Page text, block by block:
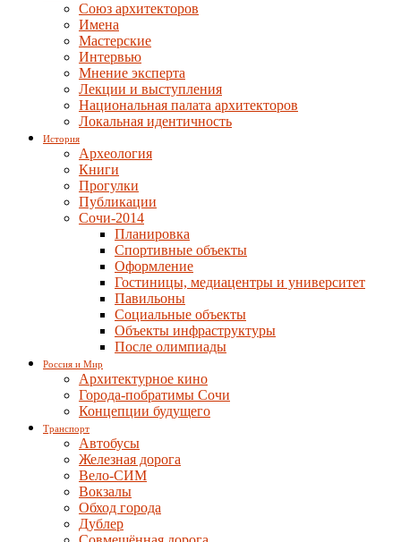
Союз архитекторов
Имена
Мастерские
Интервью
Мнение эксперта
Лекции и выступления
Национальная палата архитекторов
Локальная идентичность
История
Археология
Книги
Прогулки
Публикации
Сочи-2014
Планировка
Спортивные объекты
Оформление
Гостиницы, медиацентры и университет
Павильоны
Социальные объекты
Объекты инфраструктуры
После олимпиады
Россия и Мир
Архитектурное кино
Города-побратимы Сочи
Концепции будущего
Транспорт
Автобусы
Железная дорога
Вело-СИМ
Вокзалы
Обход города
Дублер